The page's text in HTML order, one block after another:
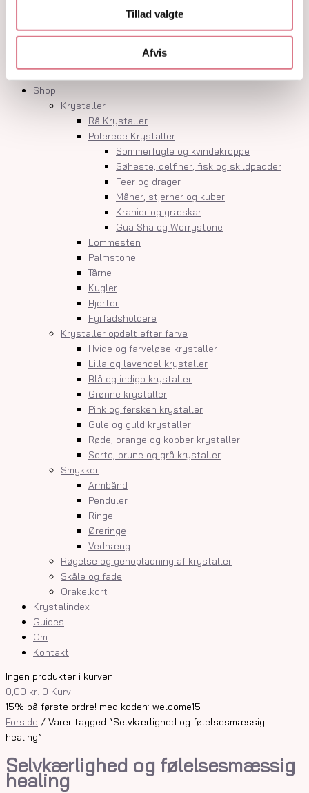
Tillad valgte
Afvis
Guides
Kontakt
Shop
Krystaller
Rå Krystaller
Polerede Krystaller
Sommerfugle og kvindekroppe
Søheste, delfiner, fisk og skildpadder
Feer og drager
Måner, stjerner og kuber
Kranier og græskar
Gua Sha og Worrystone
Lommesten
Palmstone
Tårne
Kugler
Hjerter
Fyrfadsholdere
Krystaller opdelt efter farve
Hvide og farveløse krystaller
Lilla og lavendel krystaller
Blå og indigo krystaller
Grønne krystaller
Pink og fersken krystaller
Gule og guld krystaller
Røde, orange og kobber krystaller
Sorte, brune og grå krystaller
Smykker
Armbånd
Penduler
Ringe
Øreringe
Vedhæng
Røgelse og genopladning af krystaller
Skåle og fade
Orakelkort
Krystalindex
Guides
Om
Kontakt
Ingen produkter i kurven
0,00 kr. 0 Kurv
15% på første ordre! med koden: welcome15
Forside / Varer tagged “Selvkærlighed og følelsesmæssig
healing”
Selvkærlighed og følelsesmæssig
healing